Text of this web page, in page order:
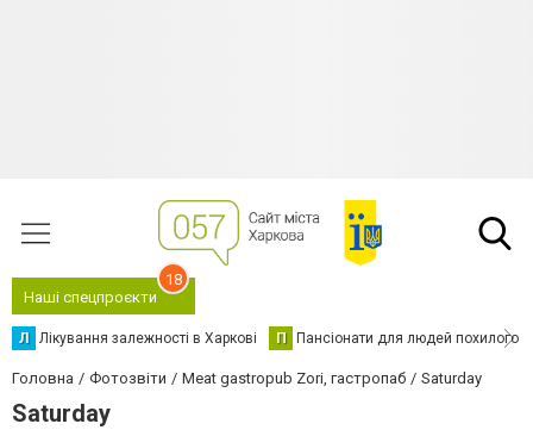
Наші спецпроєкти
18
Л Лікування залежності в Харкові П Пансіонати для людей похилого
Головна Фотозвіти Meat gastropub Zori, гастропаб Saturday
Saturday